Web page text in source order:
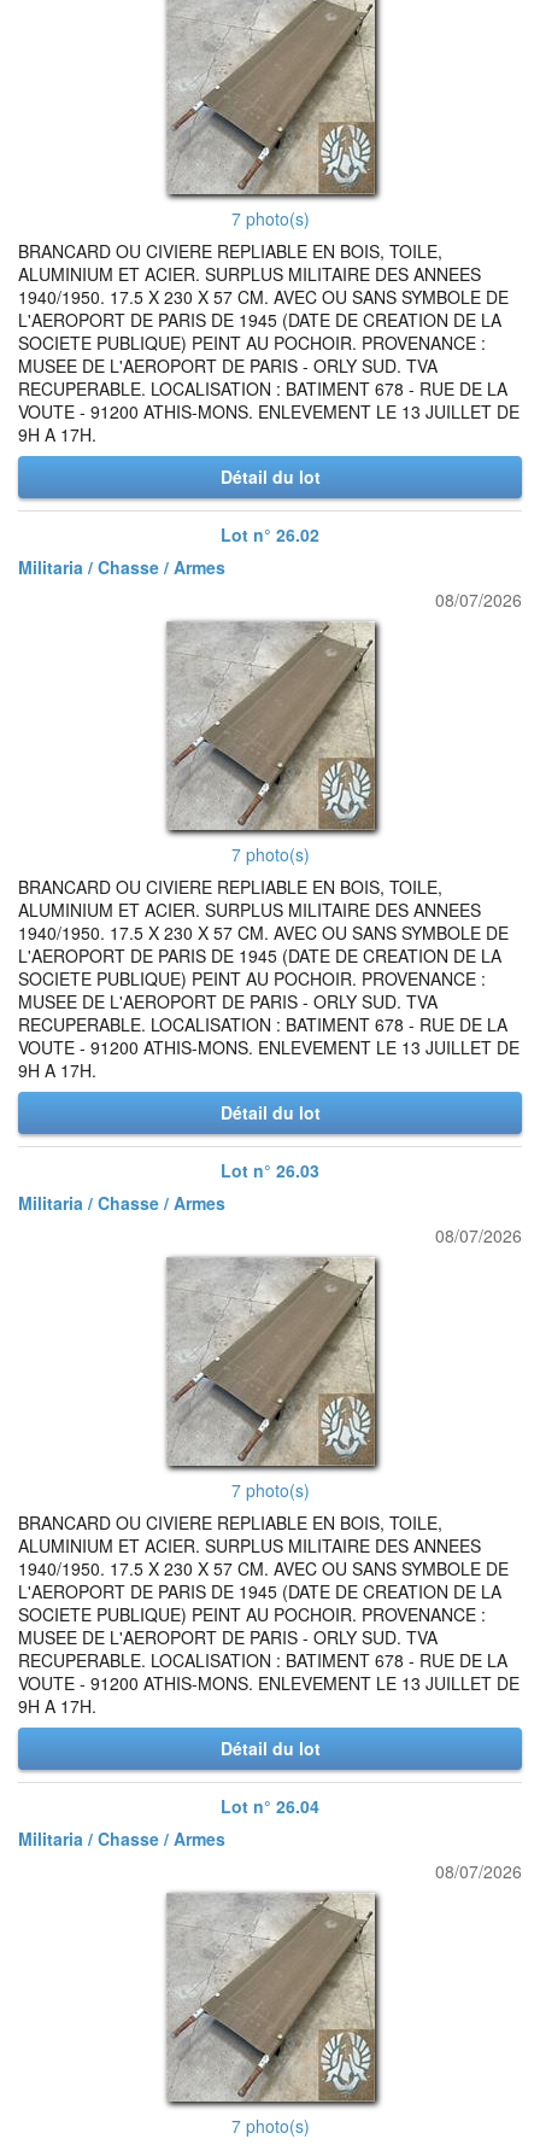
7 photo(s)
BRANCARD OU CIVIERE REPLIABLE EN BOIS, TOILE,
ALUMINIUM ET ACIER. SURPLUS MILITAIRE DES ANNEES
1940/1950. 17.5 X 230 X 57 CM. AVEC OU SANS SYMBOLE DE
L'AEROPORT DE PARIS DE 1945 (DATE DE CREATION DE LA
SOCIETE PUBLIQUE) PEINT AU POCHOIR. PROVENANCE :
MUSEE DE L'AEROPORT DE PARIS - ORLY SUD. TVA
RECUPERABLE. LOCALISATION : BATIMENT 678 - RUE DE LA
VOUTE - 91200 ATHIS-MONS. ENLEVEMENT LE 13 JUILLET DE
9H A 17H.
Détail du lot
Lot n° 26.02
Militaria / Chasse / Armes
08/07/2026
7 photo(s)
BRANCARD OU CIVIERE REPLIABLE EN BOIS, TOILE,
ALUMINIUM ET ACIER. SURPLUS MILITAIRE DES ANNEES
1940/1950. 17.5 X 230 X 57 CM. AVEC OU SANS SYMBOLE DE
L'AEROPORT DE PARIS DE 1945 (DATE DE CREATION DE LA
SOCIETE PUBLIQUE) PEINT AU POCHOIR. PROVENANCE :
MUSEE DE L'AEROPORT DE PARIS - ORLY SUD. TVA
RECUPERABLE. LOCALISATION : BATIMENT 678 - RUE DE LA
VOUTE - 91200 ATHIS-MONS. ENLEVEMENT LE 13 JUILLET DE
9H A 17H.
Détail du lot
Lot n° 26.03
Militaria / Chasse / Armes
08/07/2026
7 photo(s)
BRANCARD OU CIVIERE REPLIABLE EN BOIS, TOILE,
ALUMINIUM ET ACIER. SURPLUS MILITAIRE DES ANNEES
1940/1950. 17.5 X 230 X 57 CM. AVEC OU SANS SYMBOLE DE
L'AEROPORT DE PARIS DE 1945 (DATE DE CREATION DE LA
SOCIETE PUBLIQUE) PEINT AU POCHOIR. PROVENANCE :
MUSEE DE L'AEROPORT DE PARIS - ORLY SUD. TVA
RECUPERABLE. LOCALISATION : BATIMENT 678 - RUE DE LA
VOUTE - 91200 ATHIS-MONS. ENLEVEMENT LE 13 JUILLET DE
9H A 17H.
Détail du lot
Lot n° 26.04
Militaria / Chasse / Armes
08/07/2026
7 photo(s)